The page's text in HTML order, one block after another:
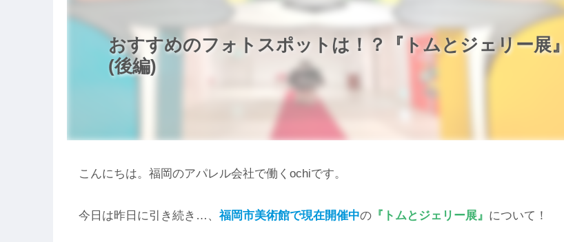
おすすめのフォトスポットは！？『トムとジェリー展』
(後編)
こんにちは。福岡のアパレル会社で働くochiです。
今日は昨日に引き続き…、福岡市美術館で現在開催中の『トムとジェリー展』 について！